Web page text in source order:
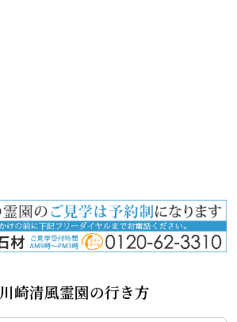
川崎清風霊園の行き方